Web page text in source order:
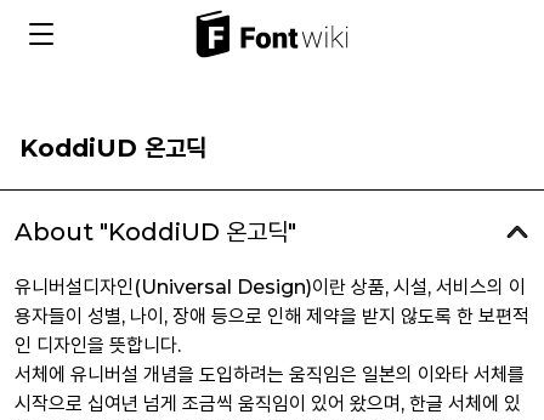
KoddiUD 온고딕
About "KoddiUD 온고딕"
유니버설디자인(Universal Design)이란 상품, 시설, 서비스의 이
용자들이 성별, 나이, 장애 등으로 인해 제약을 받지 않도록 한 보편적
인 디자인을 뜻합니다.
서체에 유니버설 개념을 도입하려는 움직임은 일본의 이와타 서체를
시작으로 십여년 넘게 조금씩 움직임이 있어 왔으며, 한글 서체에 있